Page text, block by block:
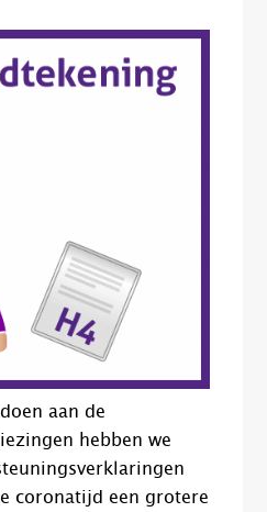
aan de
hebben we
coronatijd een grotere